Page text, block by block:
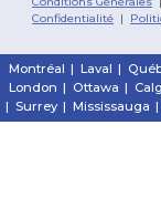
Confidentialité |
Montréal | Laval |
London | Ottawa |
| Surrey | Mississauga |